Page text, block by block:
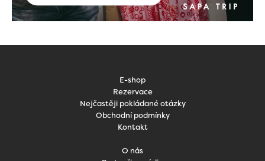
E-shop
Rezervace
Nejčastěji pokládané otázky
Obchodní podmínky
Kontakt
O nás